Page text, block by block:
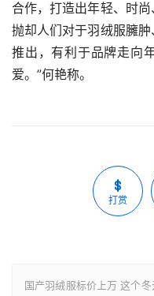
合作，打造出年轻、时
抛却人们对于羽绒服臃
推出，有利于品牌走向
爱。”何艳称。
打赏
国产羽绒服标价上万 这个